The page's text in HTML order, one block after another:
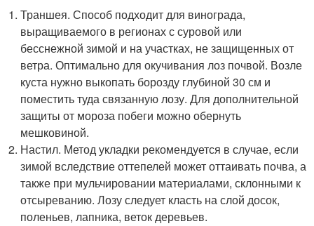
Траншея. Способ подходит для винограда,
выращиваемого в регионах с суровой или
бесснежной зимой и на участках, не защищенных от
ветра. Оптимально для окучивания лоз почвой. Возле
куста нужно выкопать борозду глубиной 30 см и
поместить туда связанную лозу. Для дополнительной
защиты от мороза побеги можно обернуть
мешковиной.
Настил. Метод укладки рекомендуется в случае, если
зимой вследствие оттепелей может оттаивать почва, а
также при мульчировании материалами, склонными к
отсыреванию. Лозу следует класть на слой досок,
поленьев, лапника, веток деревьев.